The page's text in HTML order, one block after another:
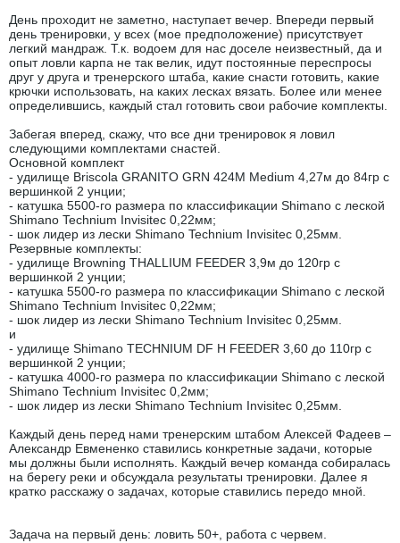
День проходит не заметно, наступает вечер. Впереди первый
день тренировки, у всех (мое предположение) присутствует
легкий мандраж. Т.к. водоем для нас доселе неизвестный, да и
опыт ловли карпа не так велик, идут постоянные переспросы
друг у друга и тренерского штаба, какие снасти готовить, какие
крючки использовать, на каких лесках вязать. Более или менее
определившись, каждый стал готовить свои рабочие комплекты.
Забегая вперед, скажу, что все дни тренировок я ловил
следующими комплектами снастей.
Основной комплект
- удилище Briscola GRANITO GRN 424M Medium 4,27м до 84гр с
вершинкой 2 унции;
- катушка 5500-го размера по классификации Shimano с леской
Shimano Technium Invisitec 0,22мм;
- шок лидер из лески Shimano Technium Invisitec 0,25мм.
Резервные комплекты:
- удилище Browning THALLIUM FEEDER 3,9м до 120гр с
вершинкой 2 унции;
- катушка 5500-го размера по классификации Shimano с леской
Shimano Technium Invisitec 0,22мм;
- шок лидер из лески Shimano Technium Invisitec 0,25мм.
и
- удилище Shimano TECHNIUM DF H FEEDER 3,60 до 110гр с
вершинкой 2 унции;
- катушка 4000-го размера по классификации Shimano с леской
Shimano Technium Invisitec 0,2мм;
- шок лидер из лески Shimano Technium Invisitec 0,25мм.
Каждый день перед нами тренерским штабом Алексей Фадеев –
Александр Евмененко ставились конкретные задачи, которые
мы должны были исполнять. Каждый вечер команда собиралась
на берегу реки и обсуждала результаты тренировки. Далее я
кратко расскажу о задачах, которые ставились передо мной.
Задача на первый день: ловить 50+, работа с червем.